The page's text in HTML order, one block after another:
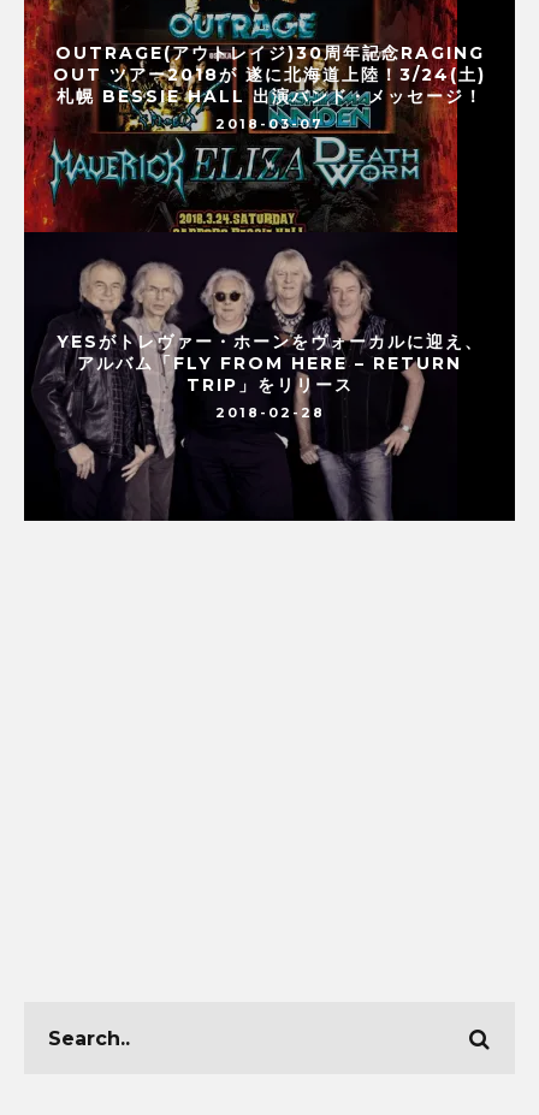
OUTRAGE(アウトレイジ)30周年記念RAGING
OUT ツアー2018が 遂に北海道上陸！3/24(土)
札幌 BESSIE HALL 出演バンド・メッセージ！
2018-03-07
YESがトレヴァー・ホーンをヴォーカルに迎え、
アルバム「FLY FROM HERE – RETURN
TRIP」をリリース
2018-02-28